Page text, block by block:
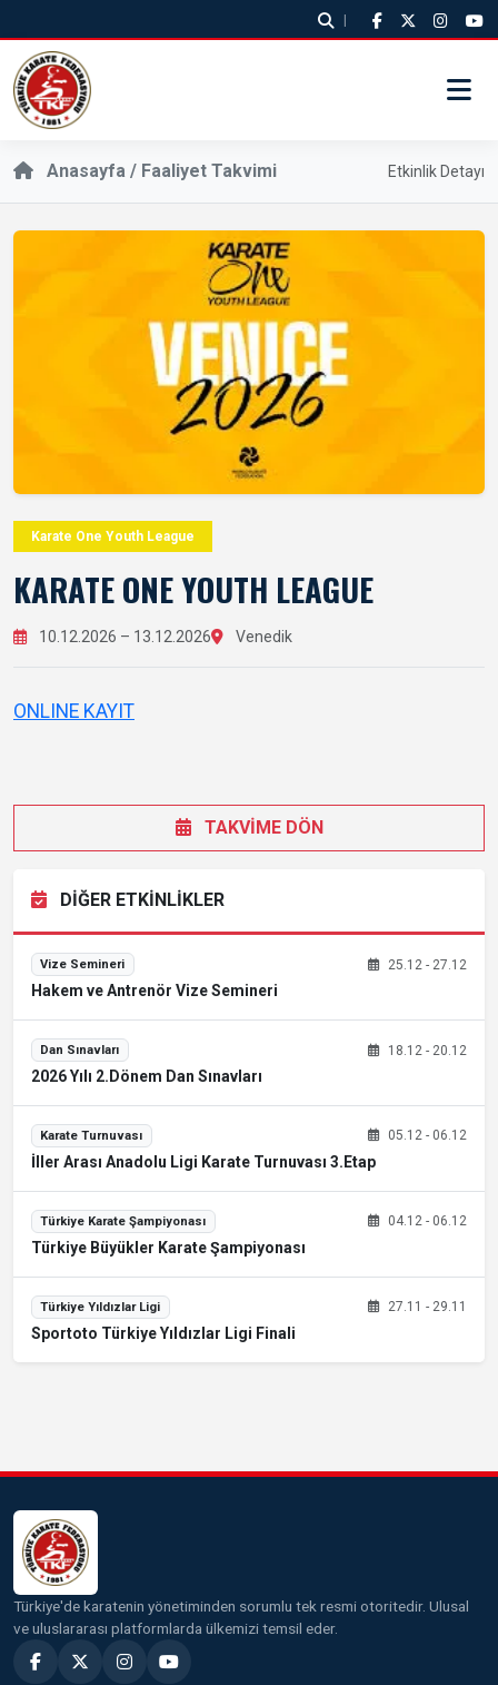
|
Anasayfa / Faaliyet Takvimi Etkinlik Detayı
Karate One Youth League
KARATE ONE YOUTH LEAGUE
10.12.2026 – 13.12.2026 Venedik
ONLINE KAYIT
TAKVİME DÖN
DİĞER ETKİNLİKLER
Vize Semineri 25.12 - 27.12
Hakem ve Antrenör Vize Semineri
Dan Sınavları 18.12 - 20.12
2026 Yılı 2.Dönem Dan Sınavları
Karate Turnuvası 05.12 - 06.12
İller Arası Anadolu Ligi Karate Turnuvası 3.Etap
Türkiye Karate Şampiyonası 04.12 - 06.12
Türkiye Büyükler Karate Şampiyonası
Türkiye Yıldızlar Ligi 27.11 - 29.11
Sportoto Türkiye Yıldızlar Ligi Finali
Türkiye'de karatenin yönetiminden sorumlu tek resmi otoritedir. Ulusal
ve uluslararası platformlarda ülkemizi temsil eder.